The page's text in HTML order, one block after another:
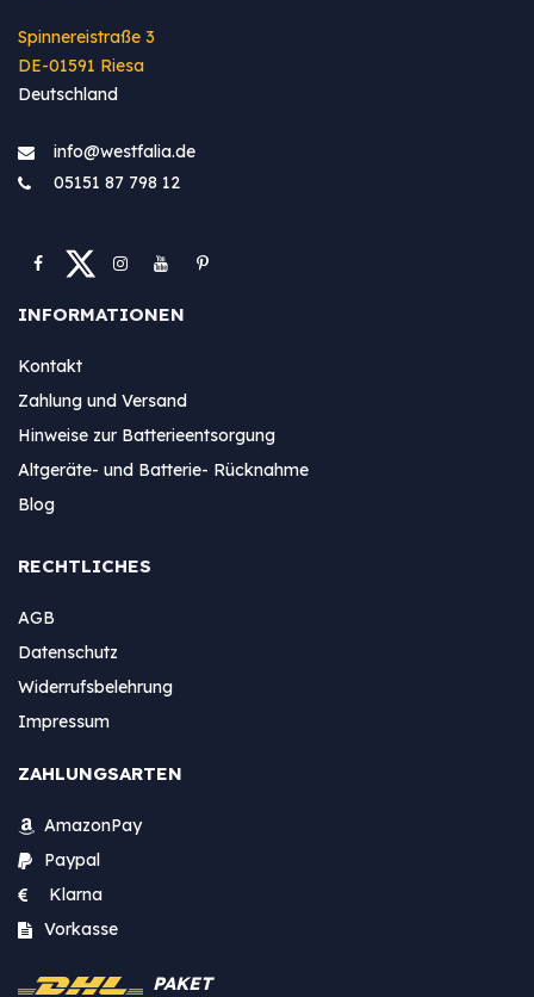
Spinnereistraße 3
DE-01591 Riesa
Deutschland
info@westfa​lia.de
05151 87 798 12
INFORMATIONEN
Kontakt
Zahlung und Versand
Hinweise zur Batterieentsorgung
Altgeräte- und Batterie- Rücknahme
Blog
RECHTLICHES
AGB
Datenschutz
Widerrufsbelehrung
Impressum
ZAHLUNGSARTEN
AmazonPay
Paypal
Klarna
Vorkasse
PAKET